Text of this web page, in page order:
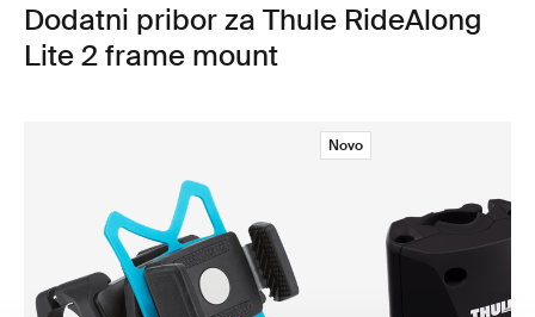
Dodatni pribor za Thule RideAlong
Lite 2 frame mount
Novo